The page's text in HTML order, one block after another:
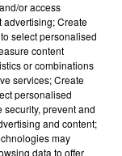
à l'Espace
à 16h,
appelez le
or access
advertising; Create
select personalised
content
or combinations
services; Create
personalised
prevent and
and content;
may
data to offer